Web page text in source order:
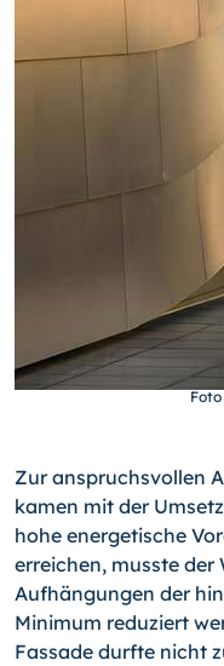
Zur anspruchsvollen
kamen mit der
hohe energetische
erreichen, musste der
Aufhängungen der
Minimum reduziert
Fassade durfte nicht